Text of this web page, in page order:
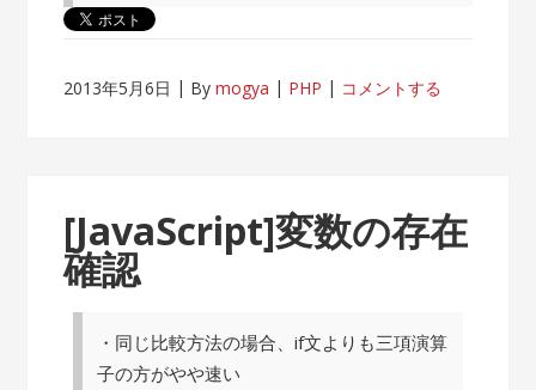
2013年5月6日 Bymogya PHP コメントする
[JavaScript]変数の存在
確認
・同じ比較方法の場合、if文よりも三項演算
子の方がやや速い